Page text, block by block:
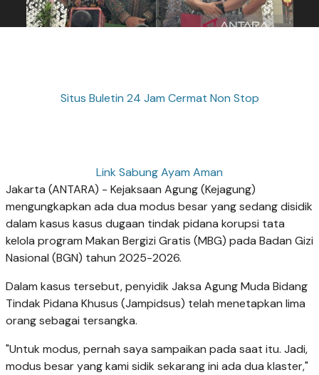
Situs Buletin 24 Jam Cermat Non Stop
Link Sabung Ayam Aman
Jakarta (ANTARA) - Kejaksaan Agung (Kejagung)
mengungkapkan ada dua modus besar yang sedang disidik
dalam kasus kasus dugaan tindak pidana korupsi tata
kelola program Makan Bergizi Gratis (MBG) pada Badan Gizi
Nasional (BGN) tahun 2025-2026.
Dalam kasus tersebut, penyidik Jaksa Agung Muda Bidang
Tindak Pidana Khusus (Jampidsus) telah menetapkan lima
orang sebagai tersangka.
"Untuk modus, pernah saya sampaikan pada saat itu. Jadi,
modus besar yang kami sidik sekarang ini ada dua klaster,"